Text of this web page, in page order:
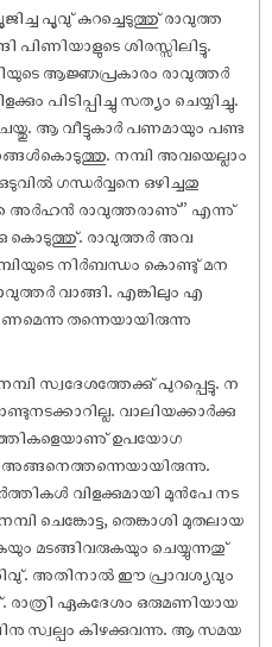
പൂവു് കുറച്ചെടുത്തു് രാവുത്ത
ശിരസ്സിലിട്ടു.
ആജ്ഞപ്രകാരം രാവുത്തർ
പിടിപ്പിച്ചു സത്യം ചെയ്യിച്ചു.
ആ വീട്ടുകാർ പണമായും പണ്ട
നമ്പി അവയെല്ലാം
ഗന്ധർവ്വനെ ഒഴിച്ചതു
അർഹൻ രാവുത്തരാണു്” എന്നു്
കൊടുത്തു്. രാവുത്തർ അവ
നിർബന്ധം കൊണ്ടു് മന
വാങ്ങി. എങ്കിലും എ
തന്നെയായിരുന്നു
സ്വദേശത്തേക്കു് പുറപ്പെട്ടു. ന
വാലിയക്കാർക്കു
ഉപയോഗ
വിളക്കുമായി മുൻപേ നട
ചെങ്കോട്ട, തെങ്കാശി മുതലായ
മടങ്ങിവരുകയും ചെയ്യുന്നതു്
അതിനാൽ ഈ പ്രാവശ്യവും
ഏകദേശം ഒരുമണിയായ
സ്വല്പം കിഴക്കുവന്നു. ആ സമയ